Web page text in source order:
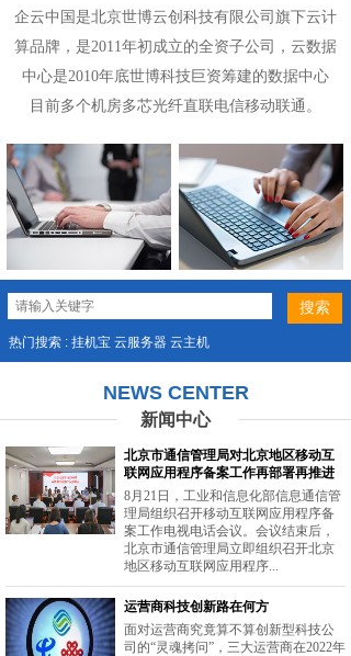
企云中国是北京世博云创科技有限公司旗下云计
算品牌，是2011年初成立的全资子公司， 云数据
中心是2010年底世博科技巨资筹建的数据中心
目前多个机房多芯光纤直联电信移动联通。
热门搜索 : 挂机宝 云服务器 云主机
NEWS CENTER
新闻中心
北京市通信管理局对北京地区移动互
联网应用程序备案工作再部署再推进
8月21日，工业和信息化部信息通信管
理局组织召开移动互联网应用程序备
案工作电视电话会议。会议结束后，
北京市通信管理局立即组织召开北京
地区移动互联网应用程序...
运营商科技创新路在何方
面对运营商究竟算不算创新型科技公
司的“灵魂拷问”，三大运营商在2022年